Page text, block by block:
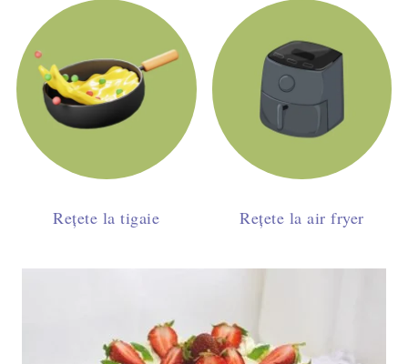
Rețete la tigaie Rețete la air fryer